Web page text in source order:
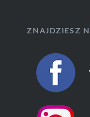
ZNAJDZIESZ